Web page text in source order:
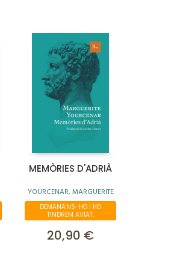
MEMÒRIES D'ADRIÀ
YOURCENAR, MARGUERITE
DEMANA'NS-HO I HO
TINDREM AVIAT.
20,90 €